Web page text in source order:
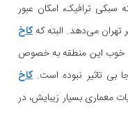
ترافیک، امکان عبور
تهران می‌دهد. البته کهکاخ
خوب این منطقه به خصوص
بی تاثیر نبوده است.کاخ
معماری بسیار زیبایش، در